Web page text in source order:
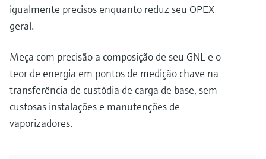
igualmente precisos enquanto reduz seu OPEX
geral.
Meça com precisão a composição de seu GNL e o
teor de energia em pontos de medição chave na
transferência de custódia de carga de base, sem
custosas instalações e manutenções de
vaporizadores.